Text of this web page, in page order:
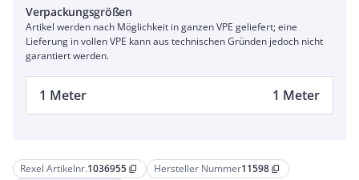
Rexel Artikelnr.1036955 content_copy Hersteller Nummer11598 content_copy
Verpackungsgrößen
Artikel werden nach Möglichkeit in ganzen VPE geliefert; eine
Lieferung in vollen VPE kann aus technischen Gründen jedoch nicht
garantiert werden.
1 Meter 1 Meter